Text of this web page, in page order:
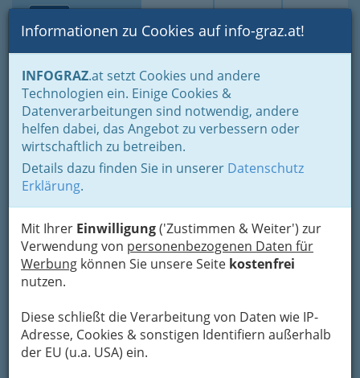
Suche Login Toggle
Informationen zu Cookies auf info-graz.at!
INFOGRAZ.at setzt Cookies und andere
Technologien ein. Einige Cookies &
Datenverarbeitungen sind notwendig, andere
helfen dabei, das Angebot zu verbessern oder
wirtschaftlich zu betreiben.
Details dazu finden Sie in unserer Datenschutz
Erklärung.
Mit Ihrer Einwilligung('Zustimmen & Weiter') zur
Verwendung von personenbezogenen Daten für
Werbung können Sie unsere Seite kostenfrei
nutzen.
Diese schließt die Verarbeitung von Daten wie IP-
Adresse, Cookies & sonstigen Identifiern außerhalb
der EU (u.a. USA) ein.
Home Lebens-Guide
Gesundheit & Sport
Gesundes Bewegen
Pilates in Graz und Graz Umgebung
academia flamenca las
hermanas - Studio für
Flamenco, spanischen Tanz,
Ballett und Bodywork
+43 650 820 7430
Karte
Karte anzeigen